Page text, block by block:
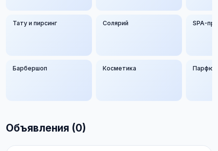
Тату и пирсинг Солярий SPA-
Барбершоп Косметика
Объявления (0)